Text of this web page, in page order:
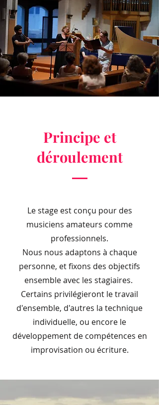
Principe et
déroulement
Le stage est conçu pour des
musiciens amateurs comme
professionnels.
Nous nous adaptons à chaque
personne, et fixons des objectifs
ensemble avec les stagiaires.
Certains privilégieront le travail
d'ensemble, d'autres la technique
individuelle, ou encore le
développement de compétences en
improvisation ou écriture.